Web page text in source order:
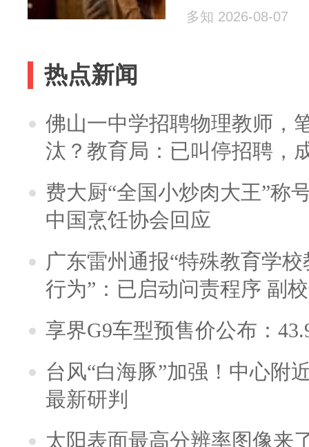
多知 2026-08-07
热点新闻
佛山一中学招聘物理教师，
汰？教育局：已叫停招聘，
费大厨“全国小炒肉大王”称
中国烹饪协会回应
广东雷州通报“特殊教育学
行为”：已启动问责程序 副
享界G9车型预售价公布：
台风“白海豚”加强！中心附
最新研判
太阳表面最高分辨率图像来